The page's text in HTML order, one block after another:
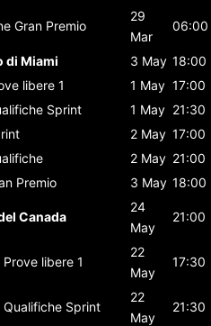
Gran Premio
29
Mar
06:00
di Miami 3 May 18:00
libere 1 1 May 17:00
Sprint 1 May 21:30
2 May 17:00
2 May 21:00
Premio 3 May 18:00
Canada
24
May
21:00
Prove libere 1
22
May
17:30
Qualifiche Sprint
22
May
21:30